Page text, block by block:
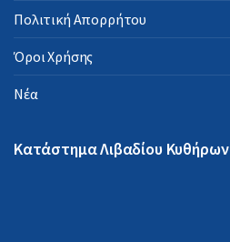
Πολιτική Απορρήτου
Όροι Χρήσης
Νέα
Κατάστημα Λιβαδίου Κυθήρων